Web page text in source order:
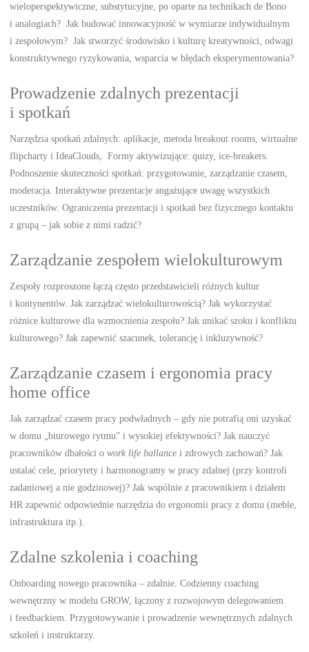
wieloperspektywiczne, substytucyjne, po oparte na technikach de Bono
i analogiach? Jak budować innowacyjność w wymiarze indywidualnym
i zespołowym? Jak stworzyć środowisko i kulturę kreatywności, odwagi
konstruktywnego ryzykowania, wsparcia w błędach eksperymentowania?
Prowadzenie zdalnych prezentacji
i spotkań
Narzędzia spotkań zdalnych: aplikacje, metoda breakout rooms, wirtualne
flipcharty i IdeaClouds, Formy aktywizujące: quizy, ice-breakers.
Podnoszenie skuteczności spotkań: przygotowanie, zarządzanie czasem,
moderacja. Interaktywne prezentacje angażujące uwagę wszystkich
uczestników. Ograniczenia prezentacji i spotkań bez fizycznego kontaktu
z grupą – jak sobie z nimi radzić?
Zarządzanie zespołem wielokulturowym
Zespoły rozproszone łączą często przedstawicieli różnych kultur
i kontynentów. Jak zarządzać wielokulturowością? Jak wykorzystać
różnice kulturowe dla wzmocnienia zespołu? Jak unikać szoku i konfliktu
kulturowego? Jak zapewnić szacunek, tolerancję i inkluzywność?
Zarządzanie czasem i ergonomia pracy
home office
Jak zarządzać czasem pracy podwładnych – gdy nie potrafią oni uzyskać
w domu „biurowego rytmu” i wysokiej efektywności? Jak nauczyć
pracowników dbałości owork life ballance i zdrowych zachowań? Jak
ustalać cele, priorytety i harmonogramy w pracy zdalnej (przy kontroli
zadaniowej a nie godzinowej)? Jak wspólnie z pracownikiem i działem
HR zapewnić odpowiednie narzędzia do ergonomii pracy z domu (meble,
infrastruktura itp.).
Zdalne szkolenia i coaching
Onboarding nowego pracownika – zdalnie. Codzienny coaching
wewnętrzny w modelu GROW, łączony z rozwojowym delegowaniem
i feedbackiem. Przygotowywanie i prowadzenie wewnętrznych zdalnych
szkoleń i instruktarzy.